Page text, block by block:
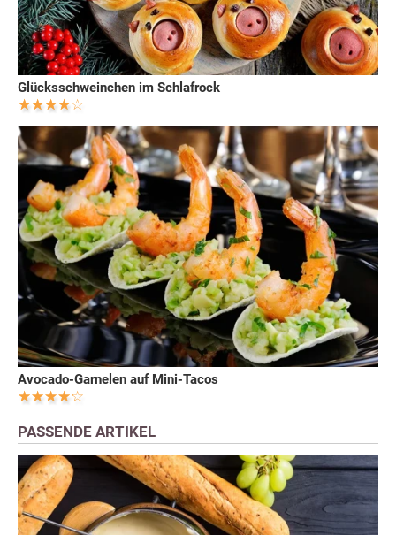
Glücksschweinchen im Schlafrock
Avocado-Garnelen auf Mini-Tacos
PASSENDE ARTIKEL